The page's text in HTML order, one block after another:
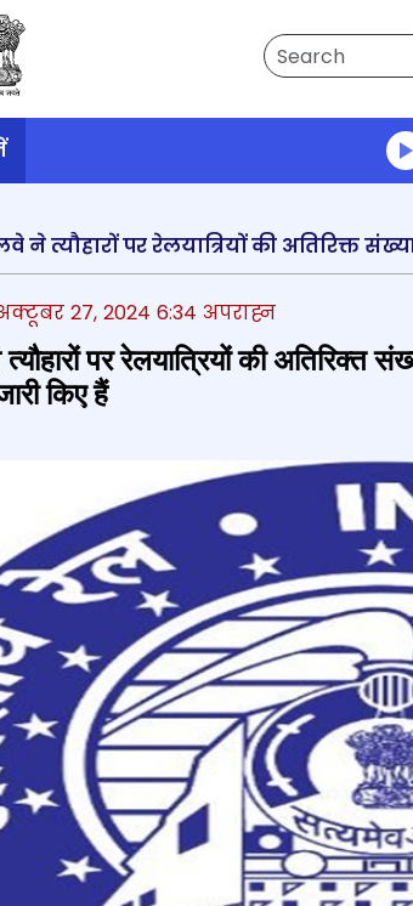
Search
27, 2024 6:34 अपराह्न
पर रेलयात्रियों की
किए हैं